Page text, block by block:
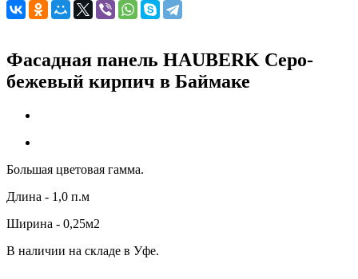
Фасадная панель HAUBERK Серо-
бежевый кирпич в Баймаке
Большая цветовая гамма.
Длина - 1,0 п.м
Ширина - 0,25м2
В наличии на складе в Уфе.